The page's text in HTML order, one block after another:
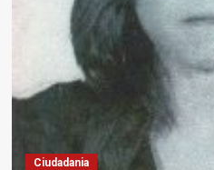
Ciudadania